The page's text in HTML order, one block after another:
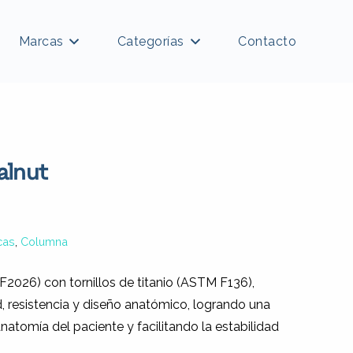
Marcas Categorías Contacto
Columna
con tornillos de titanio (ASTM F136),
y diseño anatómico, logrando una
del paciente y facilitando la estabilidad